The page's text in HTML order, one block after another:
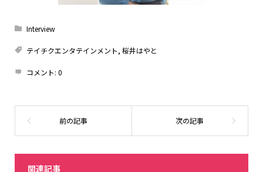
Interview
テイチクエンタテインメント, 桜井はやと
コメント: 0
関連記事